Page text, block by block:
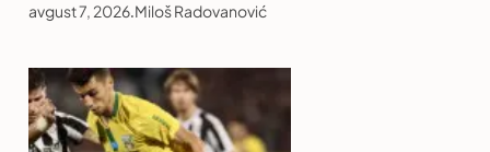
avgust 7, 2026.Miloš Radovanović